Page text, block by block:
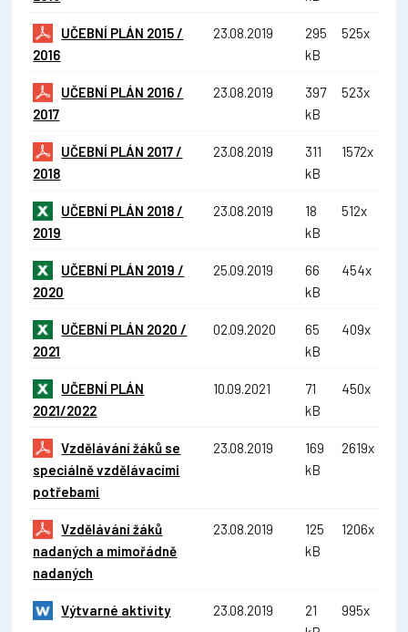
UČEBNÍ PLÁN 2015 /
2016
23.08.2019
295
kB
525x
UČEBNÍ PLÁN 2016 /
2017
23.08.2019
397
kB
523x
UČEBNÍ PLÁN 2017 /
2018
23.08.2019
311
kB
1572x
UČEBNÍ PLÁN 2018 /
2019
23.08.2019
18
kB
512x
UČEBNÍ PLÁN 2019 /
2020
25.09.2019
66
kB
454x
UČEBNÍ PLÁN 2020 /
2021
02.09.2020
65
kB
409x
UČEBNÍ PLÁN
2021/2022
10.09.2021
71
kB
450x
Vzdělávání žáků se
speciálně vzdělávacími
potřebami
23.08.2019
169
kB
2619x
Vzdělávání žáků
nadaných a mimořádně
nadaných
23.08.2019
125
kB
1206x
Výtvarné aktivity 23.08.2019
21
995x